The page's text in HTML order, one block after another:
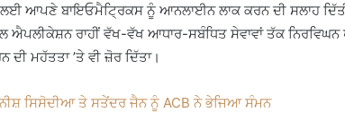
ਲਈ ਆਪਣੇ ਬਾਇਓਮੈਟ੍ਰਿਕਸ ਨੂੰ ਆਨਲਾਈਨ ਲਾਕ ਕਰਨ ਦੀ ਸਲਾਹ
ਐਪਲੀਕੇਸ਼ਨ ਰਾਹੀਂ ਵੱਖ-ਵੱਖ ਆਧਾਰ-ਸਬੰਧਿਤ ਸੇਵਾਵਾਂ ਤੱਕ
ਮਹੱਤਤਾ ’ਤੇ ਵੀ ਜ਼ੋਰ ਦਿੱਤਾ।
ਸਿਸੋਦੀਆ ਤੇ ਸਤੇਂਦਰ ਜੈਨ ਨੂੰ ACB ਨੇ ਭੇਜਿਆ ਸੰਮਨ